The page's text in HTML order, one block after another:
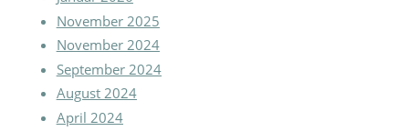
November 2025
November 2024
September 2024
August 2024
April 2024